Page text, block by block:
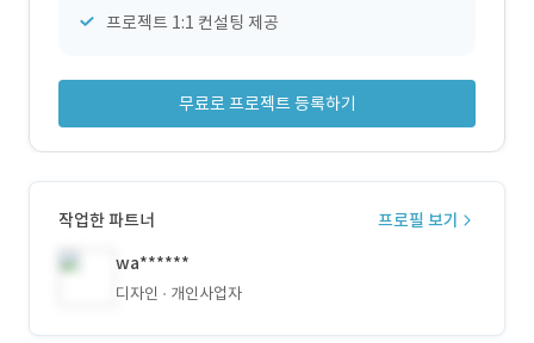
프로젝트 1:1 컨설팅 제공
무료로 프로젝트 등록하기
작업한 파트너
프로필 보기
wa******
디자인 개인사업자